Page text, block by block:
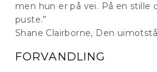
men hun er på vei. På en stille
puste.”
Shane Clairborne, Den
FORVANDLING